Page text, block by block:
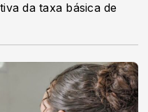
da taxa básica de